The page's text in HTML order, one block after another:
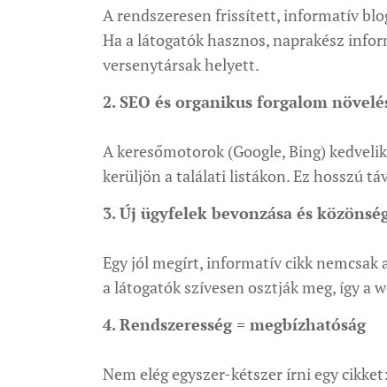
A rendszeresen frissített, informatív
Ha a látogatók hasznos, naprakész
versenytársak helyett.
2. SEO és organikus forgalom
A keresőmotorok (Google, Bing)
kerüljön a találati listákon. Ez hosszú
3. Új ügyfelek bevonzása és
Egy jól megírt, informatív cikk
a látogatók szívesen osztják meg, így a
4. Rendszeresség = megbízhatóság
Nem elég egyszer-kétszer írni egy